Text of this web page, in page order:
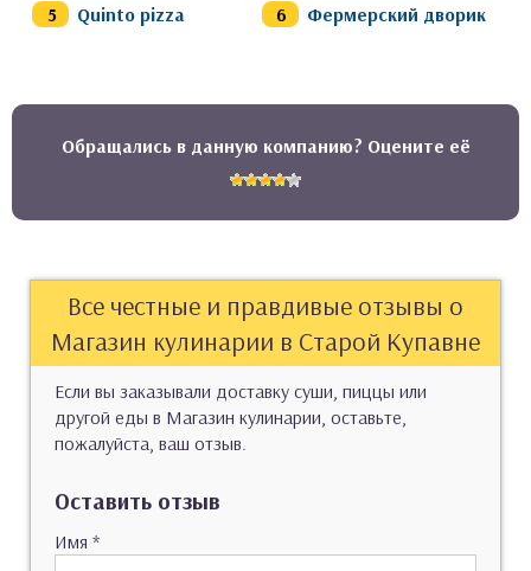
Quinto pizza
Фермерский дворик
Обращались в данную компанию? Оцените её
Все честные и правдивые отзывы о
Магазин кулинарии в Старой Купавне
Если вы заказывали доставку суши, пиццы или
другой еды в Магазин кулинарии, оставьте,
пожалуйста, ваш отзыв.
Оставить отзыв
Имя *